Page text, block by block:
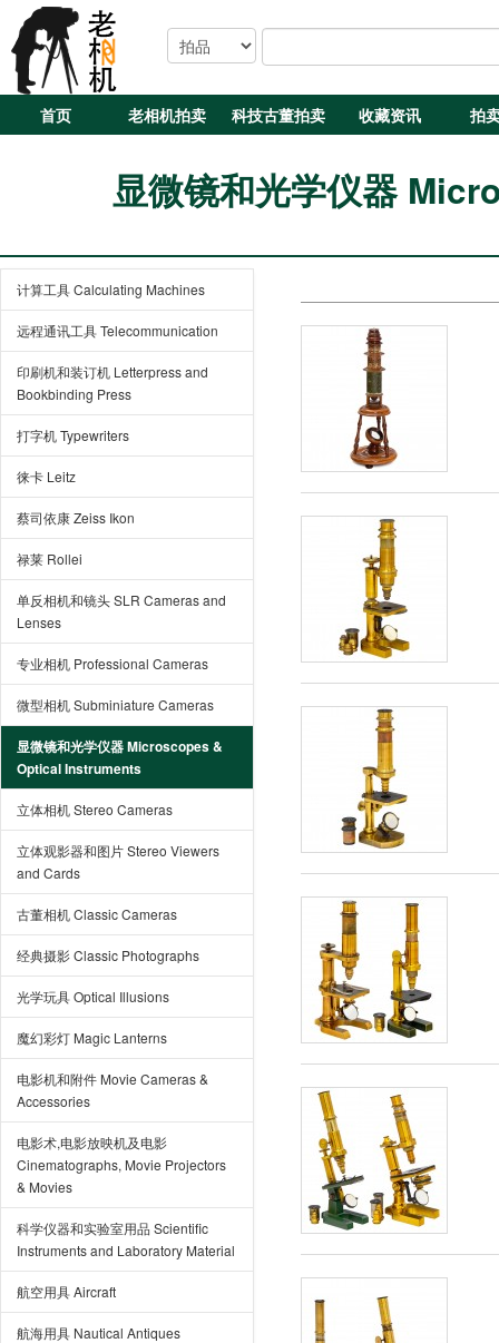
首页 老相机拍卖 科技古董拍卖 收藏资讯 拍
显微镜和光学仪器
计算工具 Calculating Machines
远程通讯工具 Telecommunication
印刷机和装订机 Letterpress and
Bookbinding Press
打字机 Typewriters
徕卡 Leitz
蔡司依康 Zeiss Ikon
禄莱 Rollei
单反相机和镜头 SLR Cameras and
Lenses
专业相机 Professional Cameras
微型相机 Subminiature Cameras
显微镜和光学仪器 Microscopes &
Optical Instruments
立体相机 Stereo Cameras
立体观影器和图片 Stereo Viewers
and Cards
古董相机 Classic Cameras
经典摄影 Classic Photographs
光学玩具 Optical Illusions
魔幻彩灯 Magic Lanterns
电影机和附件 Movie Cameras &
Accessories
电影术,电影放映机及电影
Cinematographs, Movie Projectors
& Movies
科学仪器和实验室用品 Scientific
Instruments and Laboratory Material
航空用具 Aircraft
航海用具 Nautical Antiques